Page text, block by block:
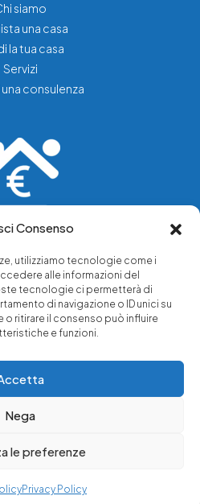
Consenso
utilizziamo tecnologie come i
alle informazioni del
tecnologie ci permetterà di
di navigazione o ID unici su
ritirare il consenso può influire
e funzioni.
Nega
le preferenze
Privacy Policy
siamo
una casa
la tua casa
Servizi
consulenza
siamo
tutela legale